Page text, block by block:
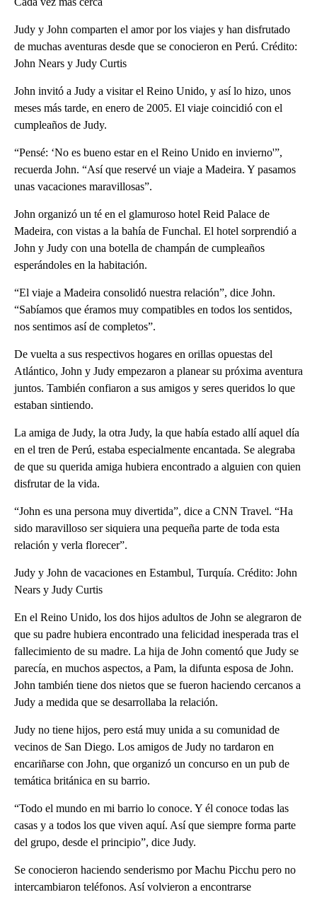
Judy y John comparten el amor por los viajes y han disfrutado
de muchas aventuras desde que se conocieron en Perú. Crédito:
John Nears y Judy Curtis
John invitó a Judy a visitar el Reino Unido, y así lo hizo, unos
meses más tarde, en enero de 2005. El viaje coincidió con el
cumpleaños de Judy.
“Pensé: ‘No es bueno estar en el Reino Unido en invierno'”,
recuerda John. “Así que reservé un viaje a Madeira. Y pasamos
unas vacaciones maravillosas”.
John organizó un té en el glamuroso hotel Reid Palace de
Madeira, con vistas a la bahía de Funchal. El hotel sorprendió a
John y Judy con una botella de champán de cumpleaños
esperándoles en la habitación.
“El viaje a Madeira consolidó nuestra relación”, dice John.
“Sabíamos que éramos muy compatibles en todos los sentidos,
nos sentimos así de completos”.
De vuelta a sus respectivos hogares en orillas opuestas del
Atlántico, John y Judy empezaron a planear su próxima aventura
juntos. También confiaron a sus amigos y seres queridos lo que
estaban sintiendo.
La amiga de Judy, la otra Judy, la que había estado allí aquel día
en el tren de Perú, estaba especialmente encantada. Se alegraba
de que su querida amiga hubiera encontrado a alguien con quien
disfrutar de la vida.
“John es una persona muy divertida”, dice a CNN Travel. “Ha
sido maravilloso ser siquiera una pequeña parte de toda esta
relación y verla florecer”.
Judy y John de vacaciones en Estambul, Turquía. Crédito: John
Nears y Judy Curtis
En el Reino Unido, los dos hijos adultos de John se alegraron de
que su padre hubiera encontrado una felicidad inesperada tras el
fallecimiento de su madre. La hija de John comentó que Judy se
parecía, en muchos aspectos, a Pam, la difunta esposa de John.
John también tiene dos nietos que se fueron haciendo cercanos a
Judy a medida que se desarrollaba la relación.
Judy no tiene hijos, pero está muy unida a su comunidad de
vecinos de San Diego. Los amigos de Judy no tardaron en
encariñarse con John, que organizó un concurso en un pub de
temática británica en su barrio.
“Todo el mundo en mi barrio lo conoce. Y él conoce todas las
casas y a todos los que viven aquí. Así que siempre forma parte
del grupo, desde el principio”, dice Judy.
Se conocieron haciendo senderismo por Machu Picchu pero no
intercambiaron teléfonos. Así volvieron a encontrarse